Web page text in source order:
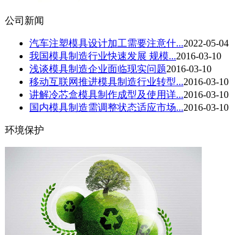
公司新闻
汽车注塑模具设计加工需要注意什...2022-05-04
我国模具制造行业快速发展 规模...2016-03-10
浅谈模具制造企业面临现实问题2016-03-10
移动互联网推进模具制造行业转型...2016-03-10
讲解冷芯盒模具制作成型及使用详...2016-03-10
国内模具制造需调整状态适应市场...2016-03-10
环境保护